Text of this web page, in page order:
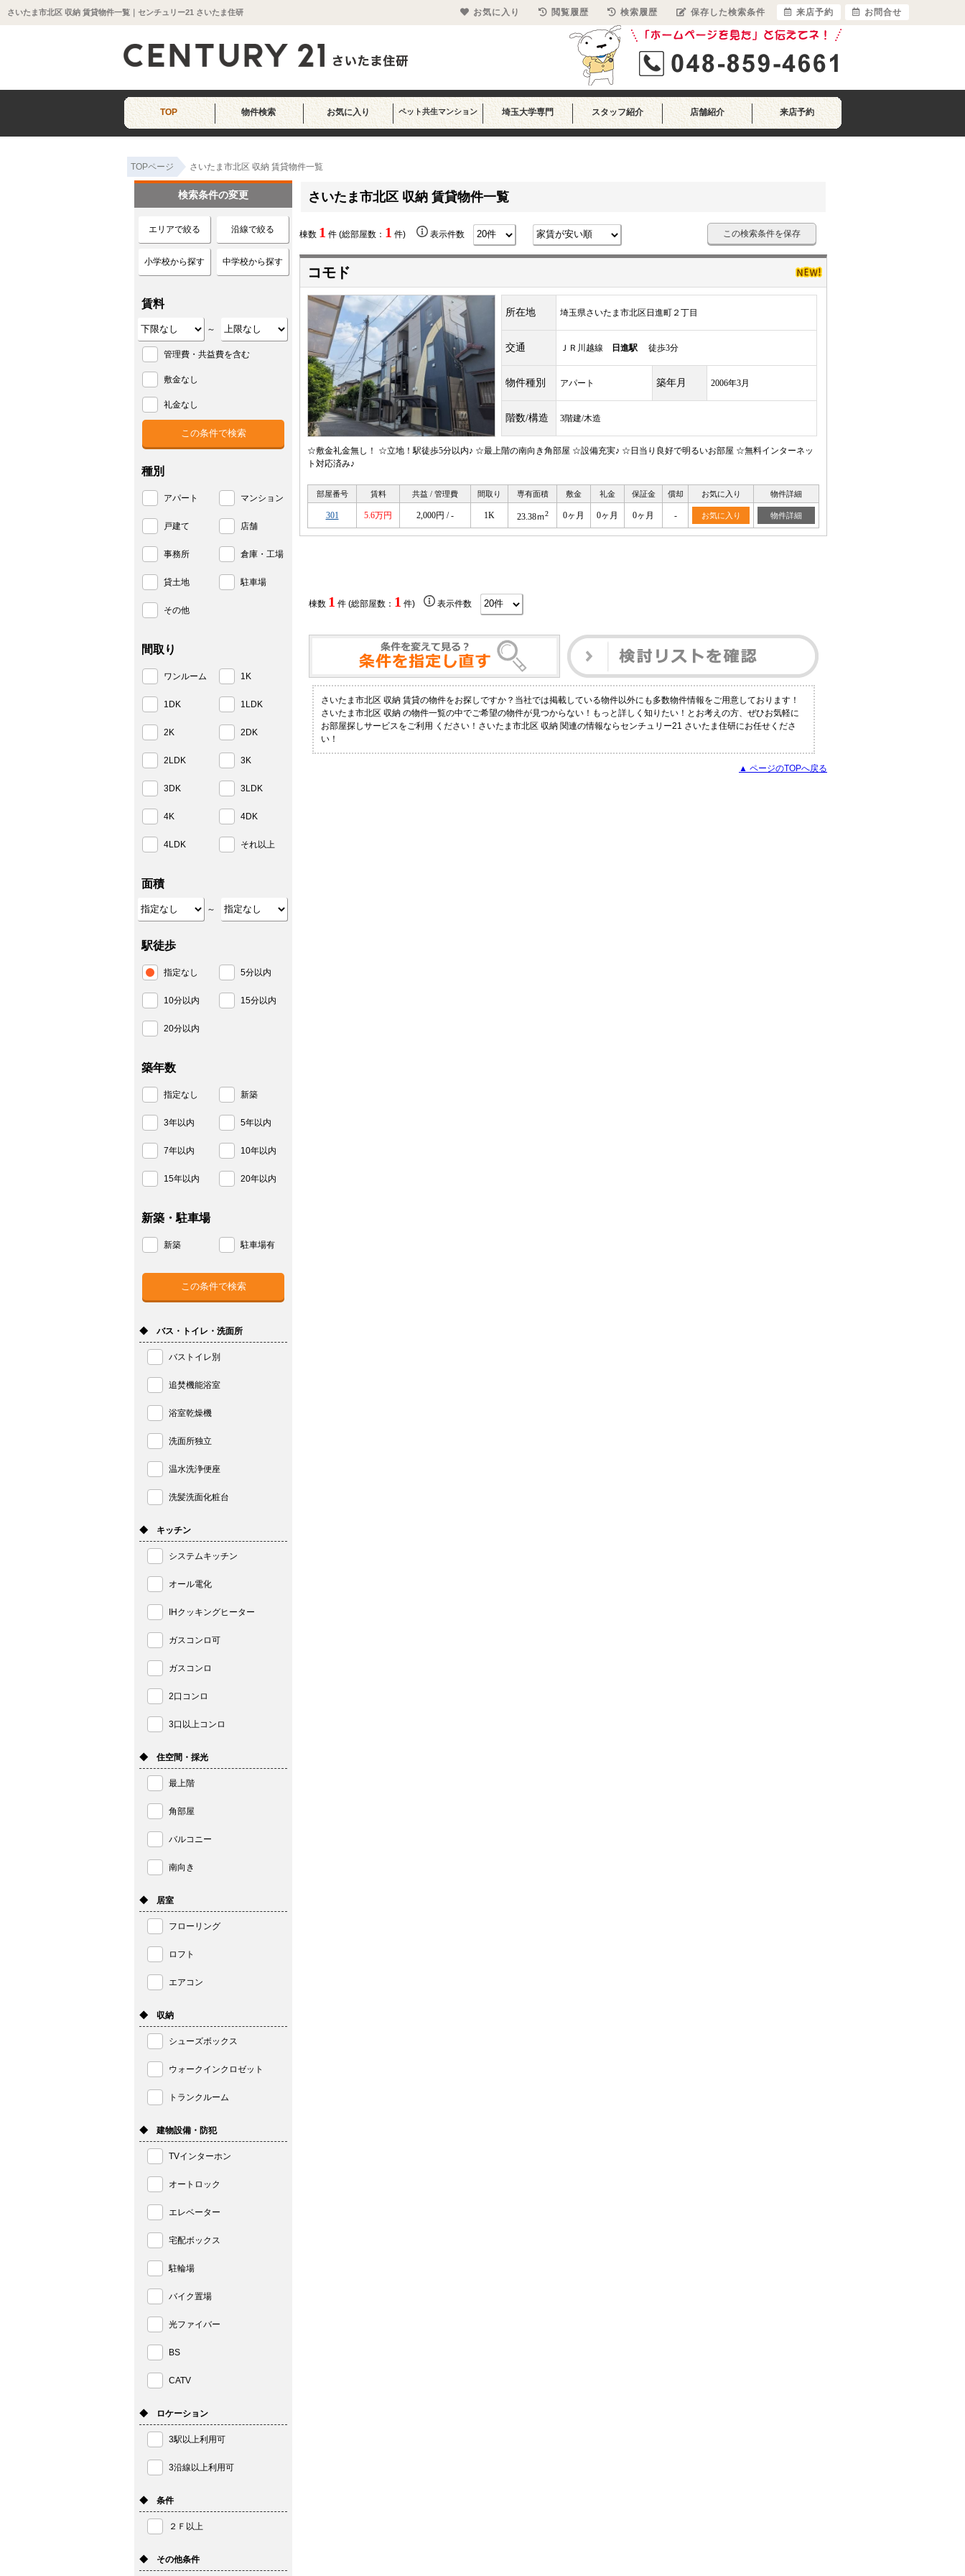
さいたま市北区 収納 賃貸物件一覧｜センチュリー21 さいたま住研
TOP 物件検索 お気に入り ペット共生マンション 埼玉大学専門 スタッフ紹介 店舗紹介 来店予約
TOPページ さいたま市北区 収納 賃貸物件一覧
さいたま市北区 収納 賃貸物件一覧
棟数 1 件 (総部屋数： 1 件) 表示件数 この検索条件を保存
コモド
所在地 埼玉県さいたま市北区日進町２丁目
交通 ＪＲ川越線 日進駅 徒歩3分
物件種別 アパート 築年月 2006年3月
階数/構造 3階建/木造
☆敷金礼金無し！ ☆立地！駅徒歩5分以内♪ ☆最上階の南向き角部屋 ☆設備充実♪ ☆日当り良好で明るいお部屋 ☆無料インターネッ
ト対応済み♪
部屋番号 賃料 共益 / 管理費 間取り 専有面積 敷金 礼金 保証金 償却 お気に入り 物件詳細
301 5.6万円 2,000円 / - 1K 23.38ｍ2 0ヶ月 0ヶ月 0ヶ月 - お気に入り 物件詳細
棟数 1 件 (総部屋数： 1 件) 表示件数
さいたま市北区 収納 賃貸の物件をお探しですか？当社では掲載している物件以外にも多数物件情報をご用意しております！
さいたま市北区 収納 の物件一覧の中でご希望の物件が見つからない！もっと詳しく知りたい！とお考えの方、ぜひお気軽に
お部屋探しサービスをご利用 ください！さいたま市北区 収納 関連の情報ならセンチュリー21 さいたま住研にお任せくださ
い！
▲ ページのTOPへ戻る
検索条件の変更
エリアで絞る 沿線で絞る
小学校から探す 中学校から探す
賃料
～
管理費・共益費を含む
敷金なし
礼金なし
種別
アパート マンション
戸建て 店舗
事務所 倉庫・工場
貸土地 駐車場
その他
間取り
ワンルーム 1K
1DK 1LDK
2K 2DK
2LDK 3K
3DK 3LDK
4K 4DK
4LDK それ以上
面積
～
駅徒歩
指定なし 5分以内
10分以内 15分以内
20分以内
築年数
指定なし 新築
3年以内 5年以内
7年以内 10年以内
15年以内 20年以内
新築・駐車場
新築 駐車場有
◆ バス・トイレ・洗面所
バストイレ別
追焚機能浴室
浴室乾燥機
洗面所独立
温水洗浄便座
洗髪洗面化粧台
◆ キッチン
システムキッチン
オール電化
IHクッキングヒーター
ガスコンロ可
ガスコンロ
2口コンロ
3口以上コンロ
◆ 住空間・採光
最上階
角部屋
バルコニー
南向き
◆ 居室
フローリング
ロフト
エアコン
◆ 収納
シューズボックス
ウォークインクロゼット
トランクルーム
◆ 建物設備・防犯
TVインターホン
オートロック
エレベーター
宅配ボックス
駐輪場
バイク置場
光ファイバー
BS
CATV
◆ ロケーション
3駅以上利用可
3沿線以上利用可
◆ 条件
２Ｆ以上
◆ その他条件
お気に入り 閲覧履歴 検索履歴 保存した検索条件 来店予約 お問合せ